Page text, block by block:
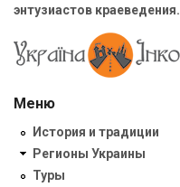
энтузиастов краеведения.
Меню
История и традиции
Регионы Украины
Туры